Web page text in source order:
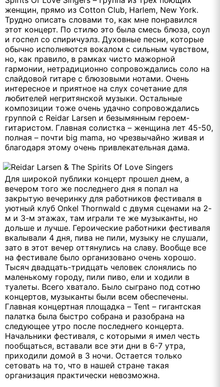
женщин, прямо из Cotton Club, Harlem, New York.
Трудно описать словами то, как мне понравился
этот концерт. По стилю это была смесь блюза, соул
и госпел со спиричуэлз. Духовные песни, которые
обычно исполняются вокалом с сильным чувством,
но, как правило, в рамках чисто мажорной
гармонии, нетрадиционно сопровождались соло на
слайдовой гитаре с блюзовыми нотами. Очень
интересное и приятное на слух сочетание для
любителей негритянской музыки. Остальные
композиции тоже очень удачно сопровождались
группой с Reidar Larsen и безымянным героем-
гитаристом. Главная солистка – женщина лет 45-50,
полная – почти big mama, но чрезвычайно живая и
благодаря этому очень привлекательная дама.
Для широкой публики концерт прошел днем, а
вечером того же последнего дня я попал на
закрытую вечеринку для работников фестиваля в
уютный клуб Onkel Thornwald с двумя сценами на 2-
м и 3-м этажах, там играли те же музыканты, но
дольше и лучше. Героические работники фестиваля
вкалывали 4 дня, пива не пили, музыку не слушали,
зато в этот вечер оттянулись на славу. Вообще все
на фестивале было организовано очень хорошо.
Тысяч двадцать-тридцать человек слонялись по
маленькому городу, пили пиво, ели и ходили в
туалеты. Всего хватало. Было сыграно под сотню
концертов, музыканты были всем обеспечены.
Главная концертная площадка – Tent – гигантская
палатка была быстро собрана и разобрана на
следующее утро после последнего концерта.
Начальники фестиваля, с которыми я имел честь
пообщаться, вставали все эти дни в 6-7 утра,
приходили домой в 3 ночи. Остается только
сетовать на то, что в нашей стране такая
организация практически невозможна.